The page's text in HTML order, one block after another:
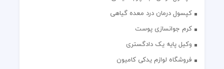
کپسول درمان درد معده گیاهی
کرم جوانسازی پوست
وکیل پایه یک دادگستری
فروشگاه لوازم یدکی کامیون